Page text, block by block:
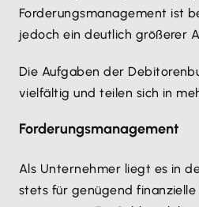
Forderungsmanagement ist
jedoch ein deutlich größerer
Die Aufgaben der
vielfältig und teilen sich in
Forderungsmanagement
Als Unternehmer liegt es in
stets für genügend